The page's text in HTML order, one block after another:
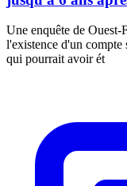
Une enquête de
l'existence d'un
qui pourrait avoir ét